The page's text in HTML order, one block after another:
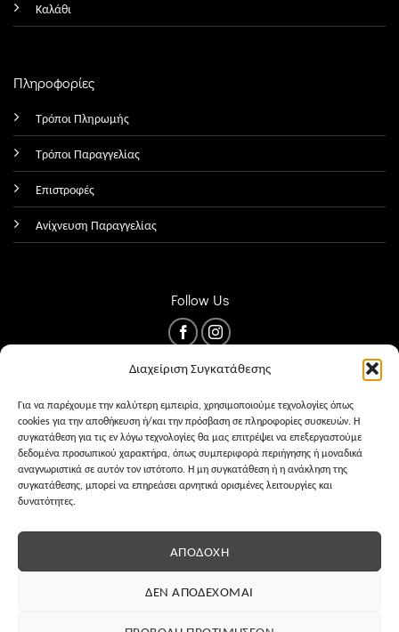
Διαχείριση Συγκατάθεσης
Για να παρέχουμε την καλύτερη εμπειρία, χρησιμοποιούμε τεχνολογίες όπως
cookies για την αποθήκευση ή/και την πρόσβαση σε πληροφορίες συσκευών. Η
συγκατάθεση για τις εν λόγω τεχνολογίες θα μας επιτρέψει να επεξεργαστούμε
δεδομένα προσωπικού χαρακτήρα, όπως συμπεριφορά περιήγησης ή μοναδικά
αναγνωριστικά σε αυτόν τον ιστότοπο. Η μη συγκατάθεση ή η ανάκληση της
συγκατάθεσης, μπορεί να επηρεάσει αρνητικά ορισμένες λειτουργίες και
δυνατότητες.
ΑΠΟΔΟΧΉ
ΔΕΝ ΑΠΟΔΈΧΟΜΑΙ
Καλάθι
Πληροφορίες
Τρόποι Πληρωμής
Τρόποι Παραγγελίας
Επιστροφές
Ανίχνευση Παραγγελίας
Follow Us
PRIVACY